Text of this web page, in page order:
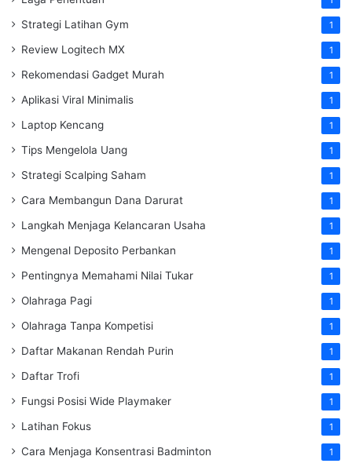
Strategi Latihan Gym 1
Review Logitech MX 1
Rekomendasi Gadget Murah 1
Aplikasi Viral Minimalis 1
Laptop Kencang 1
Tips Mengelola Uang 1
Strategi Scalping Saham 1
Cara Membangun Dana Darurat 1
Langkah Menjaga Kelancaran Usaha 1
Mengenal Deposito Perbankan 1
Pentingnya Memahami Nilai Tukar 1
Olahraga Pagi 1
Olahraga Tanpa Kompetisi 1
Daftar Makanan Rendah Purin 1
Daftar Trofi 1
Fungsi Posisi Wide Playmaker 1
Latihan Fokus 1
Cara Menjaga Konsentrasi Badminton 1